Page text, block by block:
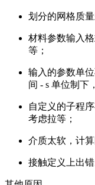
划分的网格质
材料参数输入
等；
输入的参数单
间 - s 单位制下
自定义的子程
考虑拉等；
介质太软，计
接触定义上出错